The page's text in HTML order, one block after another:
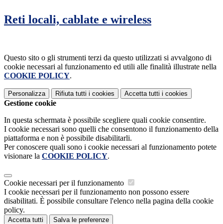
Reti locali, cablate e wireless
Questo sito o gli strumenti terzi da questo utilizzati si avvalgono di
cookie necessari al funzionamento ed utili alle finalità illustrate nella
COOKIE POLICY.
Personalizza Rifiuta tutti i cookies Accetta tutti i cookies
Gestione cookie
In questa schermata è possibile scegliere quali cookie consentire.
I cookie necessari sono quelli che consentono il funzionamento della
piattaforma e non è possibile disabilitarli.
Per conoscere quali sono i cookie necessari al funzionamento potete
visionare la COOKIE POLICY.
Cookie necessari per il funzionamento
I cookie necessari per il funzionamento non possono essere
disabilitati. È possibile consultare l'elenco nella pagina della cookie
policy.
Accetta tutti Salva le preferenze